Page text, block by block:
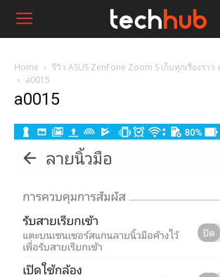
Home
รีวิว ASUS ZenFone Zoom S เก็บทุกเรื่องร
a0015
a0015